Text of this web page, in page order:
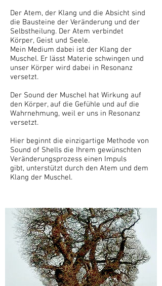
Der Atem, der Klang und die Absicht sind
die Bausteine der Veränderung und der
Selbstheilung. Der Atem verbindet
Körper, Geist und Seele.
Mein Medium dabei ist der Klang der
Muschel. Er lässt Materie schwingen und
unser Körper wird dabei in Resonanz
versetzt.
Der Sound der Muschel hat Wirkung auf
den Körper, auf die Gefühle und auf die
Wahrnehmung, weil er uns in Resonanz
versetzt.
Hier beginnt die einzigartige Methode von
Sound of Shells die Ihrem gewünschten
Veränderungsprozess einen Impuls
gibt, unterstützt durch den Atem und dem
Klang der Muschel.